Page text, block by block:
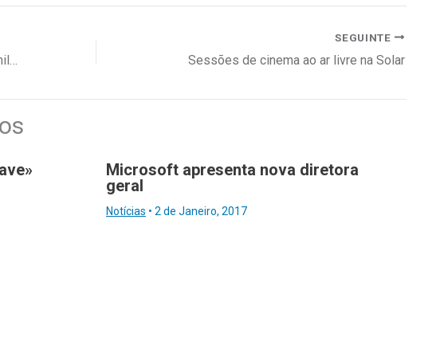
SEGUINTE
Sessões de cinema ao ar livre na Solar
Microsoft apresenta nova diretora
geral
Notícias • 2 de Janeiro, 2017